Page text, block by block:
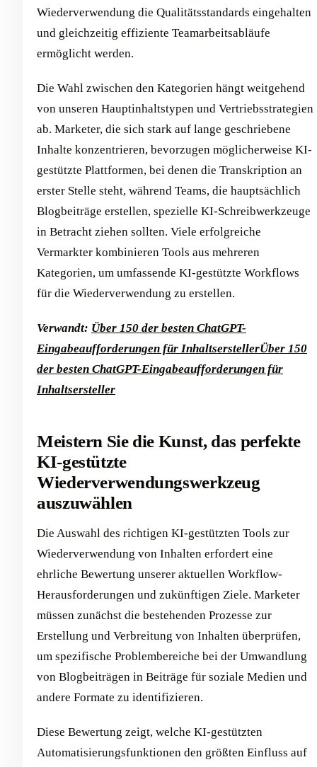
Wiederverwendung die Qualitätsstandards eingehalten
und gleichzeitig effiziente Teamarbeitsabläufe
ermöglicht werden.
Die Wahl zwischen den Kategorien hängt weitgehend
von unseren Hauptinhaltstypen und Vertriebsstrategien
ab. Marketer, die sich stark auf lange geschriebene
Inhalte konzentrieren, bevorzugen möglicherweise KI-
gestützte Plattformen, bei denen die Transkription an
erster Stelle steht, während Teams, die hauptsächlich
Blogbeiträge erstellen, spezielle KI-Schreibwerkzeuge
in Betracht ziehen sollten. Viele erfolgreiche
Vermarkter kombinieren Tools aus mehreren
Kategorien, um umfassende KI-gestützte Workflows
für die Wiederverwendung zu erstellen.
Verwandt: Über 150 der besten ChatGPT-
Eingabeaufforderungen für InhaltserstellerÜber 150
der besten ChatGPT-Eingabeaufforderungen für
Inhaltsersteller
Meistern Sie die Kunst, das perfekte
KI-gestützte
Wiederverwendungswerkzeug
auszuwählen
Die Auswahl des richtigen KI-gestützten Tools zur
Wiederverwendung von Inhalten erfordert eine
ehrliche Bewertung unserer aktuellen Workflow-
Herausforderungen und zukünftigen Ziele. Marketer
müssen zunächst die bestehenden Prozesse zur
Erstellung und Verbreitung von Inhalten überprüfen,
um spezifische Problembereiche bei der Umwandlung
von Blogbeiträgen in Beiträge für soziale Medien und
andere Formate zu identifizieren.
Diese Bewertung zeigt, welche KI-gestützten
Automatisierungsfunktionen den größten Einfluss auf